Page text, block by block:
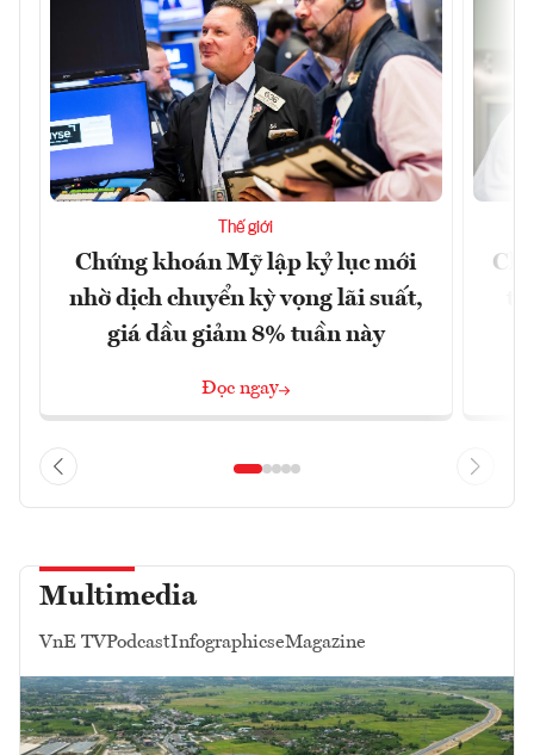
Thế giới
Chứng khoán Mỹ lập kỷ lục mới
nhờ dịch chuyển kỳ vọng lãi suất,
giá dầu giảm 8% tuần này
Đọc ngay
Multimedia
VnE TVPodcastInfographicseMagazine